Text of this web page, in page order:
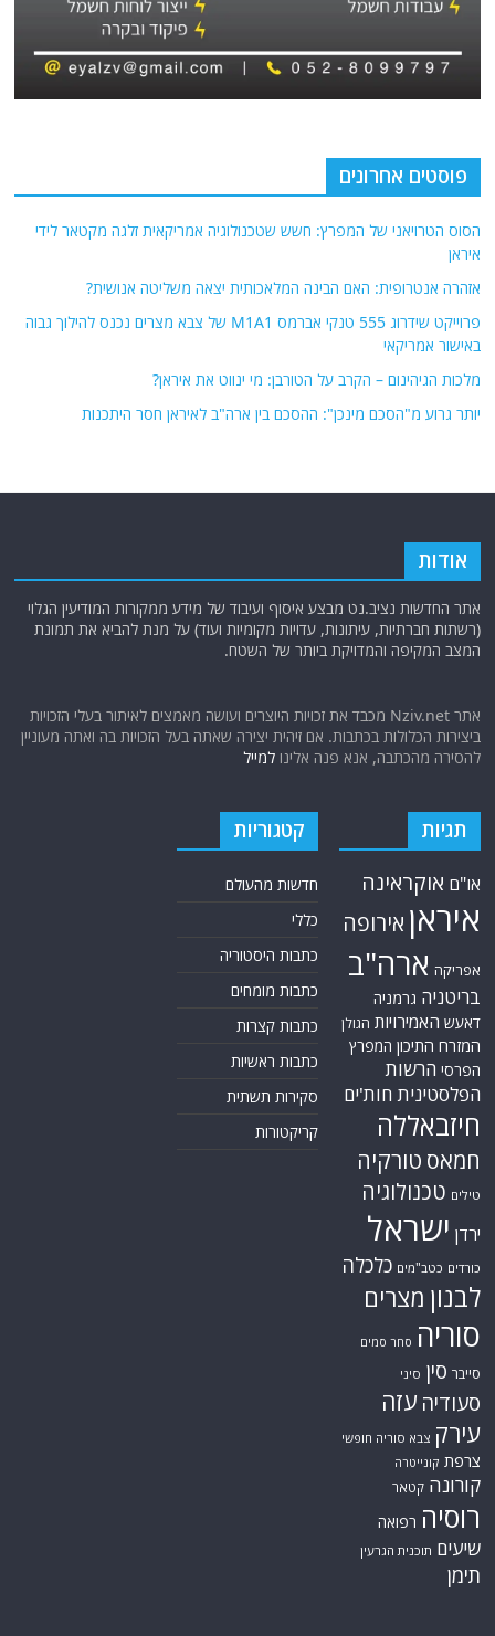
פוסטים אחרונים
הסוס הטרויאני של המפרץ: חשש שטכנולוגיה אמריקאית זלגה מקטאר לידי
איראן
אזהרה אנטרופית: האם הבינה המלאכותית יצאה משליטה אנושית?
פרוייקט שידרוג 555 טנקי אברמס M1A1 של צבא מצרים נכנס להילוך גבוה
באישור אמריקאי
מלכות הגיהינום – הקרב על הטורבן: מי ינווט את איראן?
יותר גרוע מ"הסכם מינכן": ההסכם בין ארה"ב לאיראן חסר היתכנות
אודות
אתר החדשות נציב.נט מבצע איסוף ועיבוד של מידע ממקורות המודיעין הגלוי
(רשתות חברתיות, עיתונות, עדויות מקומיות ועוד) על מנת להביא את תמונת
המצב המקיפה והמדויקת ביותר של השטח.
אתר Nziv.net מכבד את זכויות היוצרים ועושה מאמצים לאיתור בעלי הזכויות
ביצירות הכלולות בכתבות. אם זיהית יצירה שאתה בעל הזכויות בה ואתה מעוניין
להסירה מהכתבה, אנא פנה אלינולמייל
תגיות
או"ם אוקראינה
איראן אירופה
אפריקה ארה"ב
בריטניה גרמניה
דאעש האמירויות הגולן
המזרח התיכון המפרץ
הפרסי הרשות
הפלסטינית חות'ים
חיזבאללה
חמאס טורקיה
טילים טכנולוגיה
ירדן ישראל
כורדים כטב"מים כלכלה
לבנון מצרים
סוריה סחר סמים
סייבר סין סיני
סעודיה עזה
עירק צבא סוריה חופשי
צרפת קונייטרה
קורונה קטאר
רוסיה רפואה
שיעים תוכנית הגרעין
תימן
קטגוריות
חדשות מהעולם
כללי
כתבות היסטוריה
כתבות מומחים
כתבות קצרות
כתבות ראשיות
סקירות תשתית
קריקטורות